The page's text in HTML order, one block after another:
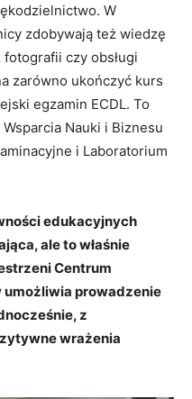
W
zdobywają też wiedzę
czy obsługi
zarówno ukończyć kurs
egzamin ECDL. To
Nauki i Biznesu
i Laboratorium
edukacyjnych
ale to właśnie
Centrum
umożliwia prowadzenie
z
wrażenia